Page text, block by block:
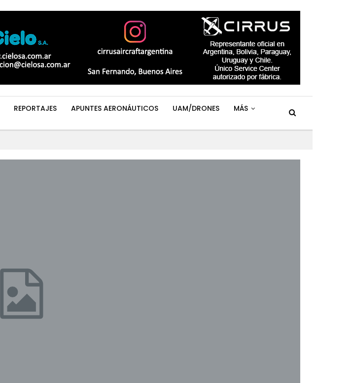
REPORTAJES APUNTES AERONÁUTICOS UAM/DRONES MÁS